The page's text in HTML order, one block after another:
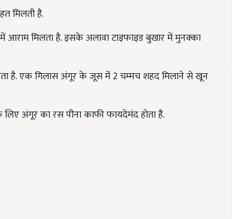
मिलती है.
मिलता है. इसके अलावा टाइफाइड बुखार में मुनक्का
है. एक गिलास अंगूर के जूस में 2 चम्मच शहद मिलाने से खून
अंगूर का रस पीना काफी फायदेमंद होता है.